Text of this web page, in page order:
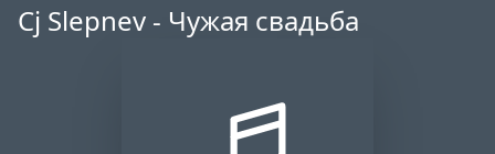
Cj Slepnev - Чужая свадьба